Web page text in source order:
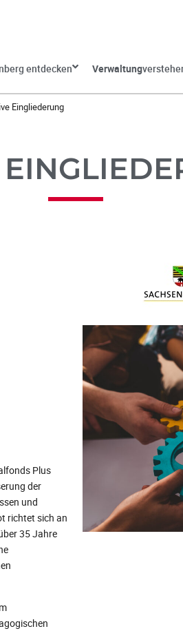
entdecken Verwaltung
Eingliederung
Plus
der
und
richtet sich an
35 Jahre